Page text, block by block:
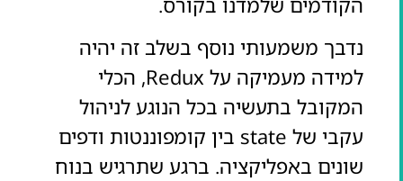
נדבך משמעותי נוסף בשלב זה יהיה
למידה מעמיקה על Redux, הכלי
המקובל בתעשיה בכל הנוגע לניהול
עקבי של state בין קומפוננטות ודפים
שונים באפליקציה. ברגע שתרגיש בנוח